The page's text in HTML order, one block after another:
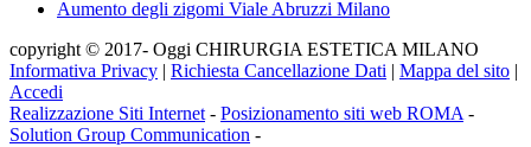
Aumento degli zigomi Viale Abruzzi Milano
copyright © 2017- Oggi CHIRURGIA ESTETICA MILANO
Informativa Privacy | Richiesta Cancellazione Dati | Mappa del sito |
Accedi
Realizzazione Siti Internet- Posizionamento siti web ROMA-
Solution Group Communication -